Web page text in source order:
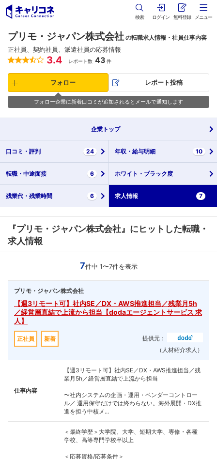
検索 ログイン 無料登録 メニュー
プリモ・ジャパン株式会社 の転職求人情報・社員仕事内容
正社員、契約社員、派遣社員の応募情報
3.4 レポート数 43 件
フォロー レポート投稿
フォロー企業に新着口コミが追加されるとメールで通知します
企業 トップ
口コミ・ 評判 24 年収・ 給与明細 10
転職・ 中途面接 6 ホワイト・ ブラック度
残業代・ 残業時間 6 求人情報 7
『プリモ・ジャパン株式会社』にヒットした転職・
求人情報
7件中 1〜7件を表示
プリモ・ジャパン株式会社
【週3リモート可】社内SE／DX・AWS推進担当／残業月5h
／経営層直結で上流から担当【dodaエージェントサービス 求
人】
正社員 新着
提供元：
（人材紹介求人）
仕事内容
【週3リモート可】社内SE／DX・AWS推進担当／残
業月5h／経営層直結で上流から担当
〜社内システムの企画・運用・ベンダーコントロー
ル／ 運用保守だけでは終わらない。海外展開・DX推
進を担う中核メ...
＜最終学歴＞大学院、大学、短期大学、専修・各種
学校、高等専門学校卒以上
＜応募資格/応募条件＞